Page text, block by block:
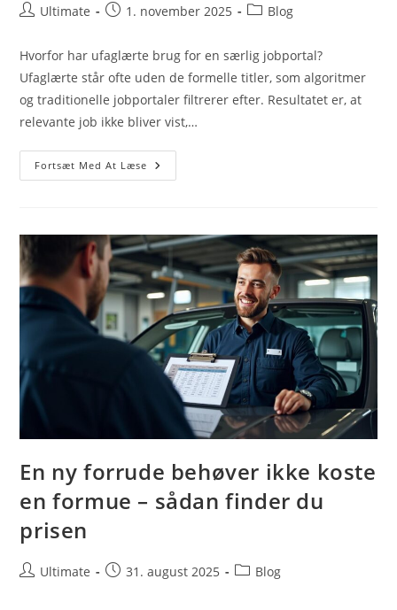
PostUltimate
Post1. november 2025
PostBlog
Hvorfor har ufaglærte brug for en særlig jobportal?
Ufaglærte står ofte uden de formelle titler, som algoritmer
og traditionelle jobportaler filtrerer efter. Resultatet er, at
relevante job ikke bliver vist,…
Fortsæt Med At Læse Sådan
Bygges
Matcher
Ufaglærte
Effektivt
En ny forrude behøver ikke koste
en formue – sådan finder du
prisen
PostUltimate
Post31. august 2025
PostBlog